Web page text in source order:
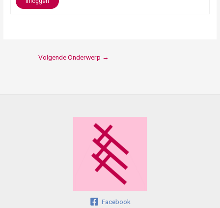
Volgende Onderwerp →
Facebook